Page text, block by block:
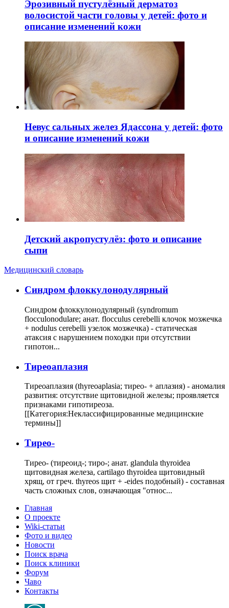
Эрозивный пустулёзный дерматоз
волосистой части головы у детей: фото и
описание изменений кожи
Невус сальных желез Ядассона у детей: фото
и описание изменений кожи
Детский акропустулёз: фото и описание
сыпи
Медицинский словарь
Cиндром флоккулонодулярный
Синдром флоккулонодулярный (syndromum
flocculonodulare; анат. flocculus cerebelli клочок мозжечка
+ nodulus cerebelli узелок мозжечка) - статическая
атаксия с нарушением походки при отсутствии
гипотон...
Тиреоаплазия
Тиреоаплазия (thyreoaplasia; тирео- + аплазия) - аномалия
развития: отсутствие щитовидной железы; проявляется
признаками гипотиреоза.
[[Категория:Неклассифицированные медицинские
термины]]
Тирео-
Тирео- (тиреоид-; тиро-; анат. glandula thyroidea
щитовидная железа, cartilago thyroidea щитовидный
хрящ, от греч. thyreos щит + -eides подобный) - составная
часть сложных слов, означающая "относ...
Главная
О проекте
Wiki-статьи
Фото и видео
Новости
Поиск врача
Поиск клиники
Форум
Чаво
Контакты